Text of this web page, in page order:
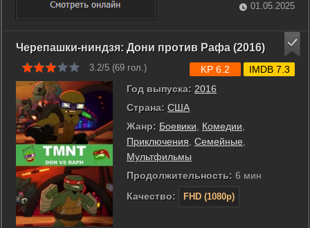
01.05.2025
Черепашки-ниндзя: Дони против Рафа (2016)
3.2/5 (69 гол.)
Год выпуска: 2016
Страна: США
Жанр: Боевики, Комедии,
Приключения, Семейные,
Мультфильмы
Продолжительность: 6 мин
Качество:
FHD (1080p)
KP 6.2 IMDB 7.3